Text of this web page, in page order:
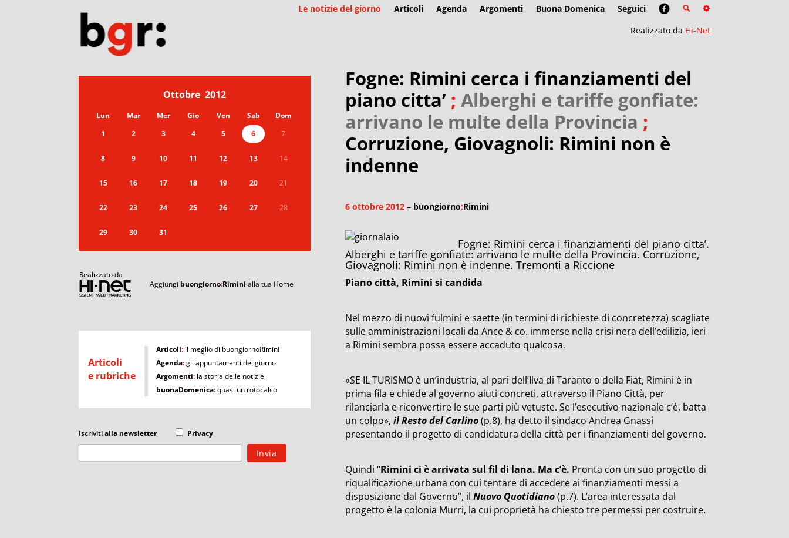
Le notizie del giorno Articoli Agenda Argomenti Buona Domenica
Seguici
Realizzato da Hi-Net
Ottobre 2012
Lun Mar Mer Gio Ven Sab
Dom
1
2 3 4 5 6 7
8 9 10 11 12 13 14
15 16 17 18 19 20 21
22 23 24 25 26 27 28
29 30 31
Realizzato da
Aggiungi buongiorno:Riminialla tua Home
Articoli
e rubriche
I Articoli: il meglio di buongiornoRimini
Agenda:gli appuntamenti del giorno
Argomenti: la storia delle notizie
buonaDomenica:quasi un rotocalco
Iscrivitialla newsletter Privacy
Fogne: Rimini cerca i finanziamenti del
piano citta’ ;Alberghi e tariffe gonfiate:
arrivano le multe della Provincia ;
Corruzione, Giovagnoli: Rimini non è
indenne
6 ottobre 2012 – buongiorno:Rimini
Fogne: Rimini cerca i finanziamenti del piano citta’.
Alberghi e tariffe gonfiate: arrivano le multe della Provincia. Corruzione,
Giovagnoli: Rimini non è indenne. Tremonti a Riccione
Piano città, Rimini si candida
Nel mezzo di nuovi fulmini e saette (in termini di richieste di concretezza) scagliate
sulle amministrazioni locali da Ance & co. immerse nella crisi nera dell’edilizia, ieri
a Rimini sembra possa essere accaduto qualcosa.
«SE IL TURISMO è un’industria, al pari dell’Ilva di Taranto o della Fiat, Rimini è in
prima fila e chiede al governo aiuti concreti, attraverso il Piano Città, per
rilanciarla e riconvertire le sue parti più vetuste. Se l’esecutivo nazionale c’è, batta
un colpo»,il Resto del Carlino(p.8), ha detto il sindaco Andrea Gnassi
presentando il progetto di candidatura della città per i finanziamenti del governo.
Quindi “Rimini ci è arrivata sul fil di lana. Ma c’è. Pronta con un suo progetto di
riqualificazione urbana con cui tentare di accedere ai finanziamenti messi a
disposizione dal Governo”, ilNuovo Quotidiano(p.7). L’area interessata dal
progetto è la colonia Murri, la cui proprietà ha chiesto tre permessi per costruire.